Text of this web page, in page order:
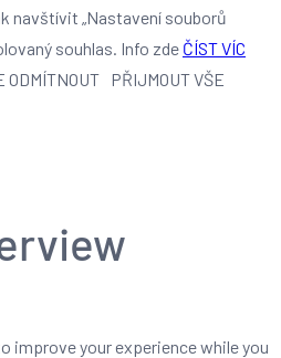
navštívit „Nastavení souborů
souhlas. Info zde ČÍST VÍC
ODMÍTNOUT PŘIJMOUT VŠE
improve your experience while you